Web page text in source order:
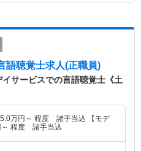
語聴覚士求人(正職員)
サービスでの言語聴覚士《土
万円～ 程度 諸手当込 【モデ
程度 諸手当込